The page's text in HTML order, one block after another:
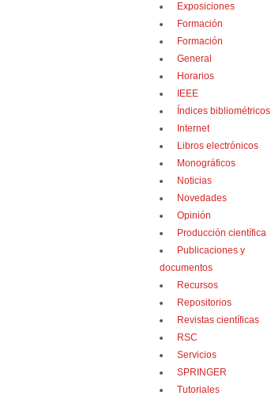
Exposiciones
Formación
Formación
General
Horarios
IEEE
Índices bibliométricos
Internet
Libros electrónicos
Monográficos
Noticias
Novedades
Opinión
Producción científica
Publicaciones y
documentos
Recursos
Repositorios
Revistas científicas
RSC
Servicios
SPRINGER
Tutoriales